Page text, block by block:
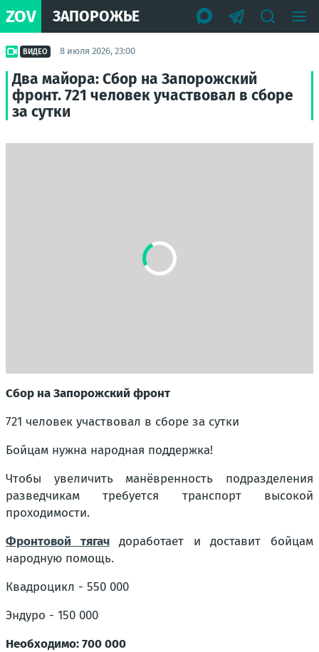
ZOV ЗАПОРОЖЬЕ
ВИДЕО 8 июля 2026, 23:00
Два майора: Сбор на Запорожский
фронт. 721 человек участвовал в сборе
за сутки
Сбор на Запорожский фронт
721 человек участвовал в сборе за сутки
Бойцам нужна народная поддержка!
Чтобы увеличить манёвренность подразделения
разведчикам требуется транспорт высокой
проходимости.
Фронтовой тягачдоработает и доставит бойцам
народную помощь.
Квадроцикл - 550 000
Эндуро - 150 000
Необходимо: 700 000